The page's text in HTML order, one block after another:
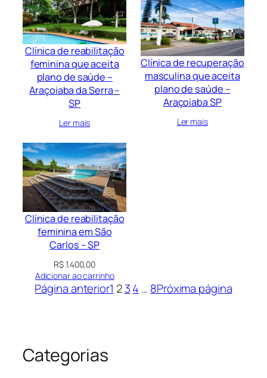
Clínica de reabilitação
feminina que aceita
plano de saúde –
Araçoiaba da Serra –
SP
Ler mais
Clínica de recuperação
masculina que aceita
plano de saúde –
Araçoiaba SP
Ler mais
Clínica de reabilitação
feminina em São
Carlos – SP
R$1.400,00
Adicionar ao carrinho
Página anterior1 2 34 … 8Próxima página
Categorias